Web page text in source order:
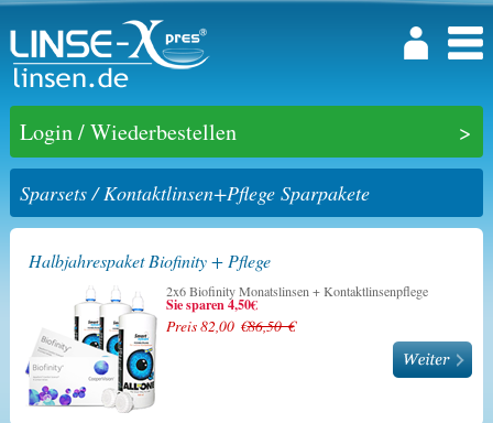
Login / Wiederbestellen
Sparsets / Kontaktlinsen+Pflege Sparpakete
Halbjahrespaket Biofinity + Pflege
2x6 Biofinity Monatslinsen + Kontaktlinsenpflege
Sie sparen 4,50€
Preis 82,00 €86,50 €